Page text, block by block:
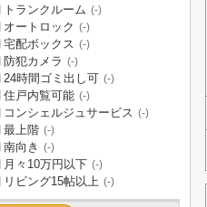
トランクルーム (-)
オートロック (-)
宅配ボックス (-)
防犯カメラ (-)
24時間ゴミ出し可 (-)
住戸内覧可能 (-)
コンシェルジュサービス (-)
最上階 (-)
南向き (-)
月々10万円以下 (-)
リビング15帖以上 (-)